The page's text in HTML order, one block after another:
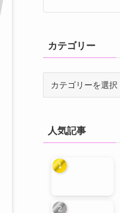
カテゴリー
人気記事